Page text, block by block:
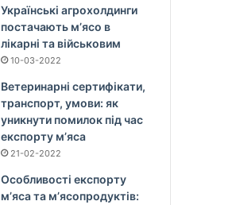
Українські агрохолдинги
постачають м’ясо в
лікарні та військовим
10-03-2022
Ветеринарні сертифікати,
транспорт, умови: як
уникнути помилок під час
експорту м’яса
21-02-2022
Особливості експорту
м’яса та м’ясопродуктів: